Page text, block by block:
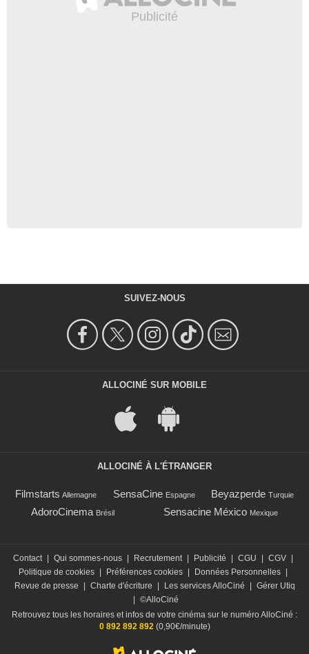
SUIVEZ-NOUS
ALLOCINÉ SUR MOBILE
ALLOCINÉ À L'ÉTRANGER
Filmstarts Allemagne SensaCine Espagne Beyazperde Turquie
AdoroCinema Brésil Sensacine México Mexique
Contact | Qui sommes-nous | Recrutement | Publicité | CGU | CGV |
Politique de cookies | Préférences cookies | Données Personnelles |
Revue de presse
| Charte d'écriture | Les services AlloCiné | Gérer Utiq
| ©AlloCiné
Retrouvez tous les horaires et infos de votre cinéma sur le numéro AlloCiné :
0 892 892 892 (0,90€/minute)